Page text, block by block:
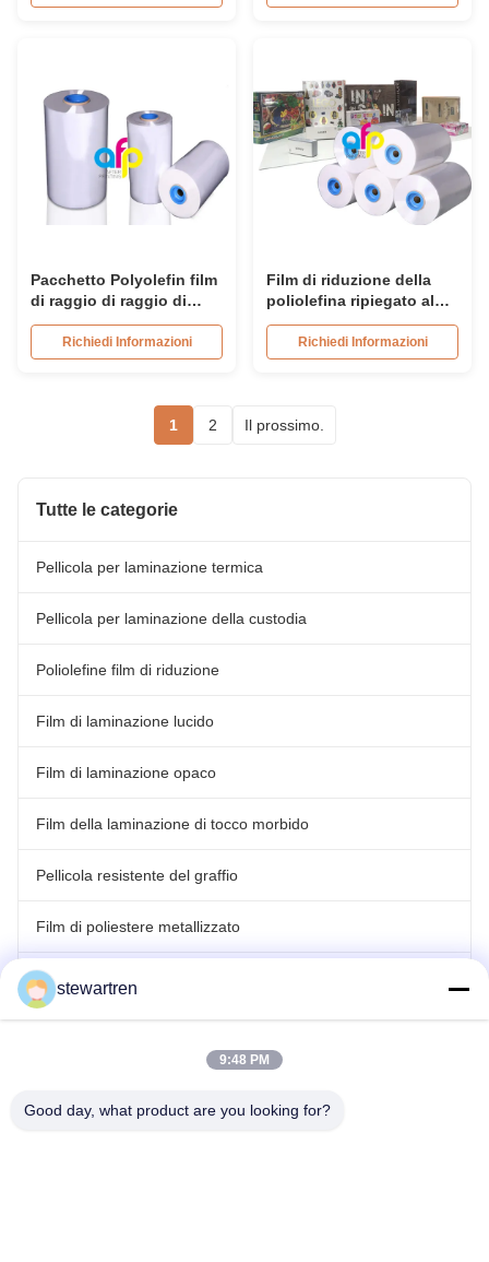
Texture Liscia
trasparente
Pacchetto Polyolefin film
di raggio di raggio di
raggio di raggio di raggio
di raggio di raggio di
raggio di raggio di raggio
Richiedi Informazioni
Film di riduzione della
poliolefina ripiegato al
centro a prova di umidità
per avvolgimento termico
Richiedi Informazioni
1 2 Il prossimo.
Tutte le categorie
Pellicola per laminazione termica
Pellicola per laminazione della custodia
Poliolefine film di riduzione
Film di laminazione lucido
Film di laminazione opaco
Film della laminazione di tocco morbido
Pellicola resistente del graffio
Film di poliestere metallizzato
Film olografico del laser
stewartren
9:48 PM
Good day, what product are you looking for?